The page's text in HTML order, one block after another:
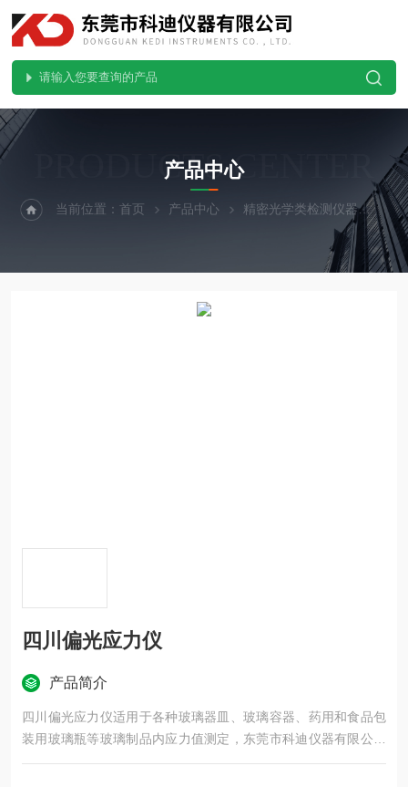
PRODUCTS CENTER
产品中心
当前位置：首页 产品中心 精密光学类检测仪器 玻
四川偏光应力仪
产品简介
四川偏光应力仪适用于各种玻璃器皿、玻璃容器、药用和食品包
装用玻璃瓶等玻璃制品内应力值测定，东莞市科迪仪器有限公司
现货供应，欢迎大家来咨询了解，谢谢！！